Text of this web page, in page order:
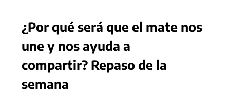
¿Por qué será que el mate nos
une y nos ayuda a
compartir? Repaso de la
semana